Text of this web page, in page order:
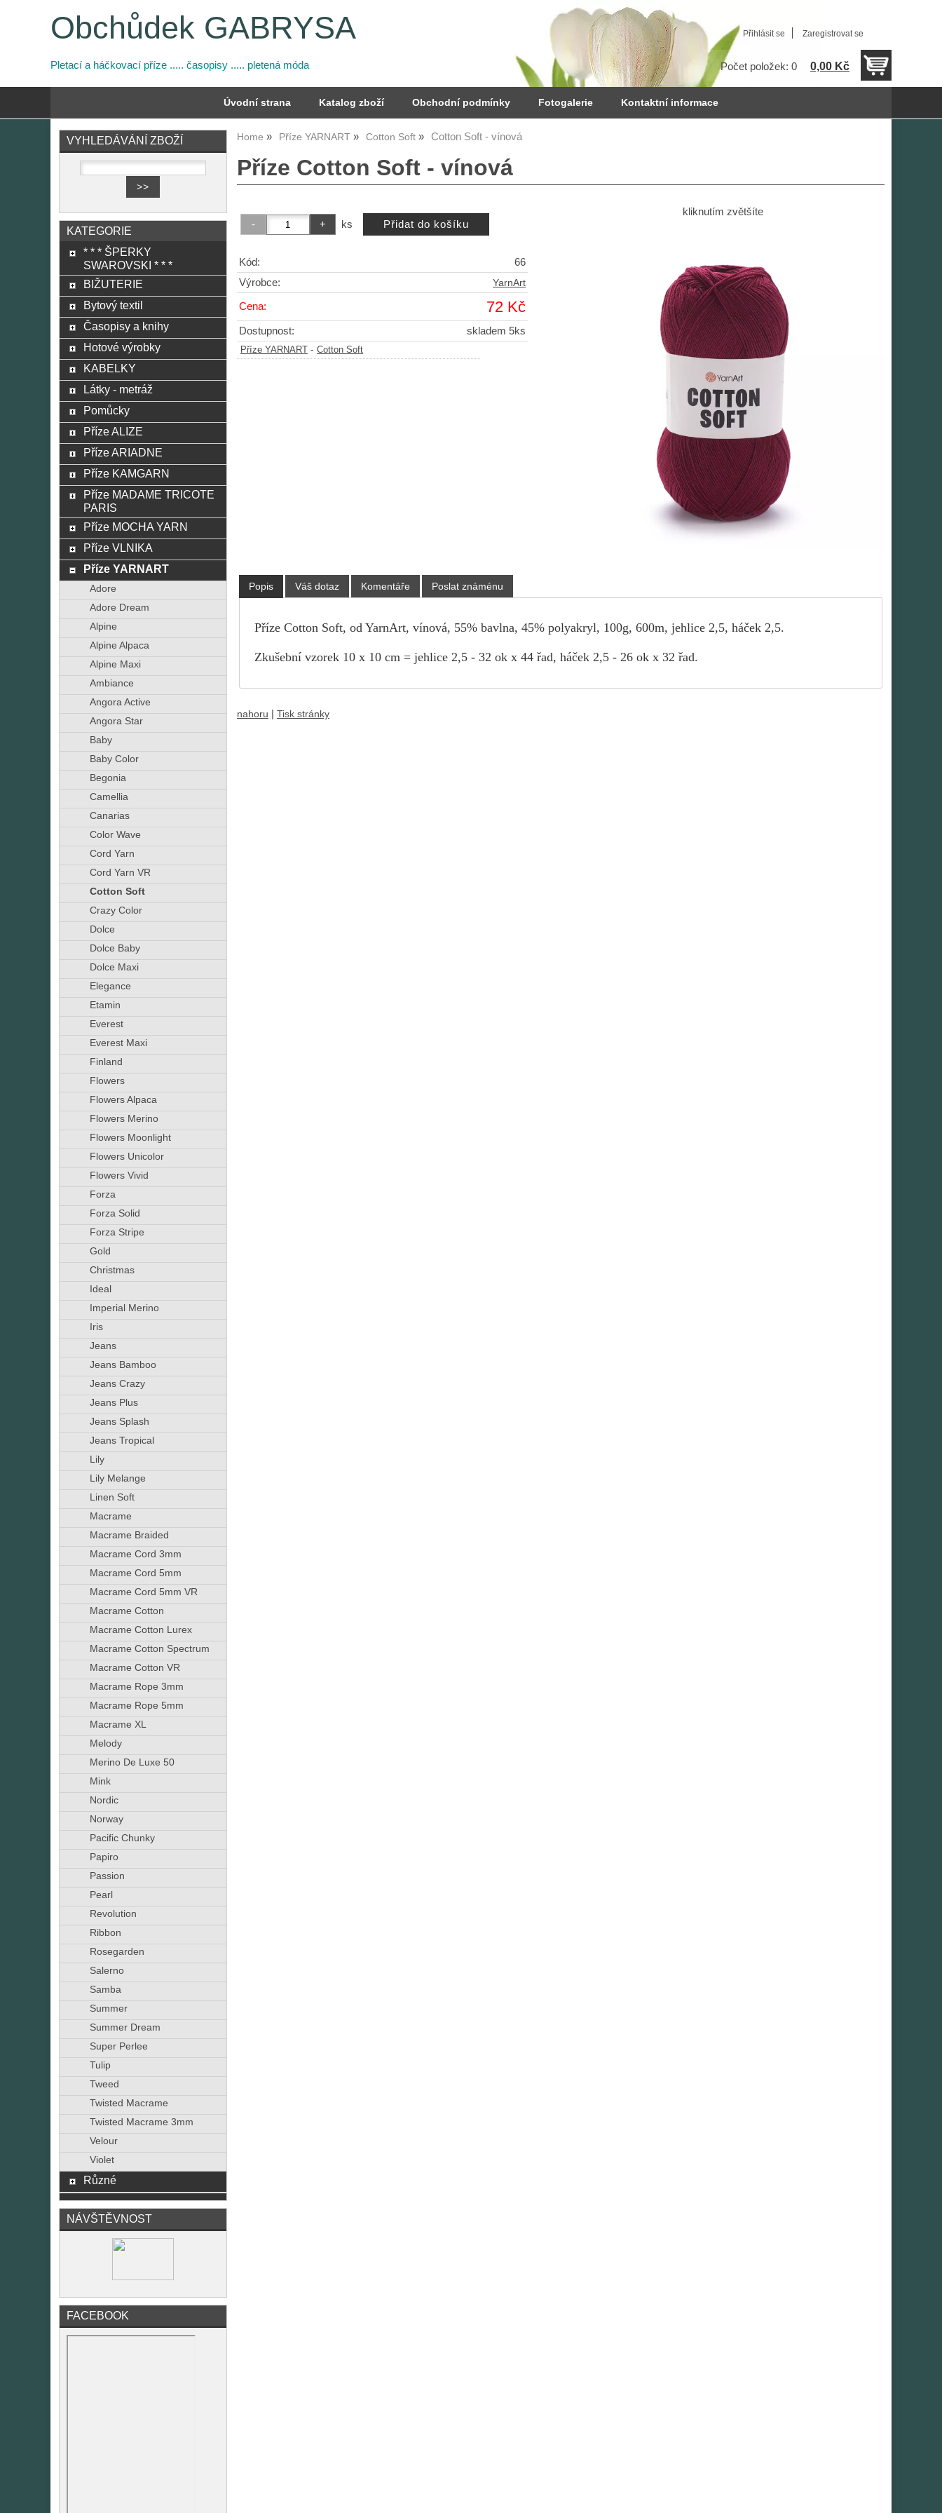
Přihlásit se Zaregistrovat se
Počet položek: 0 0,00 Kč
Obchůdek GABRYSA
Pletací a háčkovací příze ..... časopisy ..... pletená móda
Úvodní strana Katalog zboží Obchodní podmínky Fotogalerie Kontaktní informace
Home Příze YARNART Cotton Soft Cotton Soft - vínová
Příze Cotton Soft - vínová
kliknutím zvětšíte
ks
Kód:
66
Výrobce:
YarnArt
Cena: 72 Kč
Dostupnost: skladem 5ks
Příze YARNART - Cotton Soft
Popis Váš dotaz Komentáře Poslat známénu
Příze Cotton Soft, od YarnArt, vínová, 55% bavlna, 45% polyakryl, 100g, 600m, jehlice 2,5, háček 2,5.
Zkušební vzorek 10 x 10 cm = jehlice 2,5 - 32 ok x 44 řad, háček 2,5 - 26 ok x 32 řad.
nahoru Tisk stránky
VYHLEDÁVÁNÍ ZBOŽÍ
KATEGORIE
* * * ŠPERKY
SWAROVSKI * * *
BIŽUTERIE
Bytový textil
Časopisy a knihy
Hotové výrobky
KABELKY
Látky - metráž
Pomůcky
Příze ALIZE
Příze ARIADNE
Příze KAMGARN
Příze MADAME TRICOTE
PARIS
Příze MOCHA YARN
Příze VLNIKA
Příze YARNART
Adore
Adore Dream
Alpine
Alpine Alpaca
Alpine Maxi
Ambiance
Angora Active
Angora Star
Baby
Baby Color
Begonia
Camellia
Canarias
Color Wave
Cord Yarn
Cord Yarn VR
Cotton Soft
Crazy Color
Dolce
Dolce Baby
Dolce Maxi
Elegance
Etamin
Everest
Everest Maxi
Finland
Flowers
Flowers Alpaca
Flowers Merino
Flowers Moonlight
Flowers Unicolor
Flowers Vivid
Forza
Forza Solid
Forza Stripe
Gold
Christmas
Ideal
Imperial Merino
Iris
Jeans
Jeans Bamboo
Jeans Crazy
Jeans Plus
Jeans Splash
Jeans Tropical
Lily
Lily Melange
Linen Soft
Macrame
Macrame Braided
Macrame Cord 3mm
Macrame Cord 5mm
Macrame Cord 5mm VR
Macrame Cotton
Macrame Cotton Lurex
Macrame Cotton Spectrum
Macrame Cotton VR
Macrame Rope 3mm
Macrame Rope 5mm
Macrame XL
Melody
Merino De Luxe 50
Mink
Nordic
Norway
Pacific Chunky
Papiro
Passion
Pearl
Revolution
Ribbon
Rosegarden
Salerno
Samba
Summer
Summer Dream
Super Perlee
Tulip
Tweed
Twisted Macrame
Twisted Macrame 3mm
Velour
Violet
Různé
NÁVŠTĚVNOST
FACEBOOK